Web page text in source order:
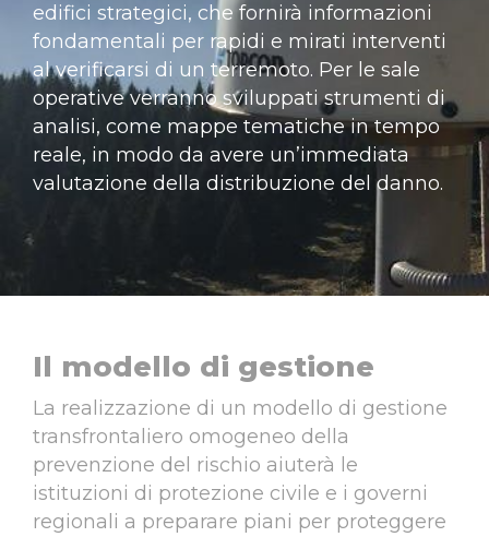
edifici strategici, che fornirà informazioni
fondamentali per rapidi e mirati interventi
al verificarsi di un terremoto. Per le sale
operative verranno sviluppati strumenti di
analisi, come mappe tematiche in tempo
reale, in modo da avere un’immediata
valutazione della distribuzione del danno.
Il modello di gestione
La realizzazione di un modello di gestione
transfrontaliero omogeneo della
prevenzione del rischio aiuterà le
istituzioni di protezione civile e i governi
regionali a preparare piani per proteggere